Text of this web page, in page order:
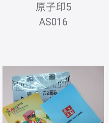
原子印5
AS016